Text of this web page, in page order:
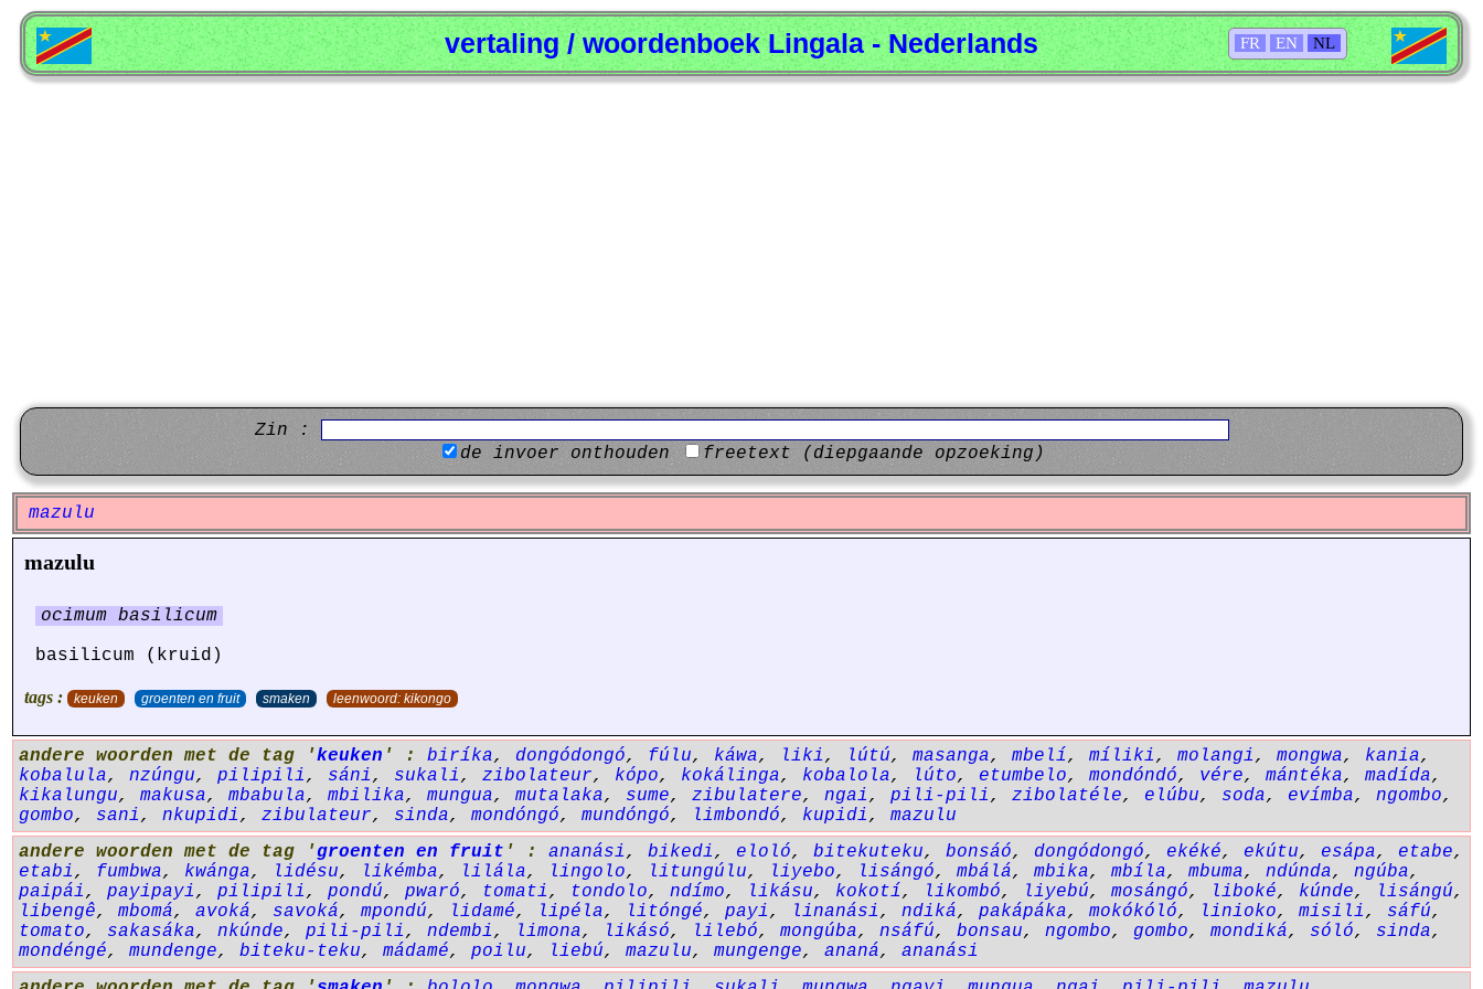
FR EN NL
vertaling / woordenboek Lingala - Nederlands
Zin :
de invoer onthouden
freetext (diepgaande opzoeking)
mazulu
mazulu
ocimum basilicum
basilicum (kruid)
tags : keuken groenten en fruit smaken leenwoord: kikongo
andere woorden met de tag 'keuken ' : biríka, dongódongó, fúlu, káwa, liki, lútú, masanga, mbelí, míliki, molangi, mongwa, kania,
kobalula, nzúngu, pilipili, sáni, sukali, zibolateur, kópo, kokálinga, kobalola, lúto, etumbelo, mondóndó, vére, mántéka, madída,
kikalungu, makusa, mbabula, mbilika, mungua, mutalaka, sume, zibulatere, ngai, pili-pili, zibolatéle, elúbu, soda, evímba, ngombo,
gombo, sani, nkupidi, zibulateur, sinda, mondóngó, mundóngó, limbondó, kupidi, mazulu
andere woorden met de tag 'groenten en fruit ' : ananási, bikedi, eloló, bitekuteku, bonsáó, dongódongó, ekéké, ekútu, esápa, etabe,
etabi, fumbwa, kwánga, lidésu, likémba, lilála, lingolo, litungúlu, liyebo, lisángó, mbálá, mbika, mbíla, mbuma, ndúnda, ngúba,
paipái, payipayi, pilipili, pondú, pwaró, tomati, tondolo, ndímo, likásu, kokotí, likombó, liyebú, mosángó, liboké, kúnde, lisángú,
libengê, mbomá, avoká, savoká, mpondú, lidamé, lipéla, litóngé, payi, linanási, ndiká, pakápáka, mokókóló, linioko, misili, sáfú,
tomato, sakasáka, nkúnde, pili-pili, ndembi, limona, likásó, lilebó, mongúba, nsáfú, bonsau, ngombo, gombo, mondiká, sóló, sinda,
mondéngé, mundenge, biteku-teku, mádamé, poilu, liebú, mazulu, mungenge, ananá, ananási